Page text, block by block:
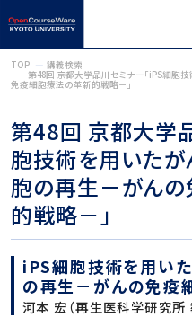
TOP 講義検索
第48回 京都大学品川セミナー「iPS細胞
免疫細胞療法の革新的戦略－」
第48回 京都大学
胞技術を用いた
胞の再生－がん
的戦略－」
iPS細胞技術を用い
の再生－がんの免疫
河本 宏（再生医科学研究所